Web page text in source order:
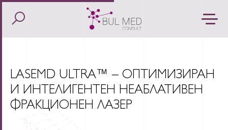
LASEMD ULTRA™ – ОПТИМИЗИРАН
И ИНТЕЛИГЕНТЕН НЕАБЛАТИВЕН
ФРАКЦИОНЕН ЛАЗЕР